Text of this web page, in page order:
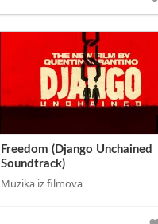
Freedom (Django Unchained
Soundtrack)
Muzika iz filmova